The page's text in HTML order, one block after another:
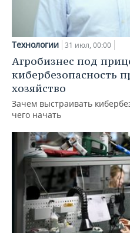
Технологии 31 июл, 00:00
Агробизнес под
кибербезопасность
хозяйство
Зачем выстраивать
чего начать